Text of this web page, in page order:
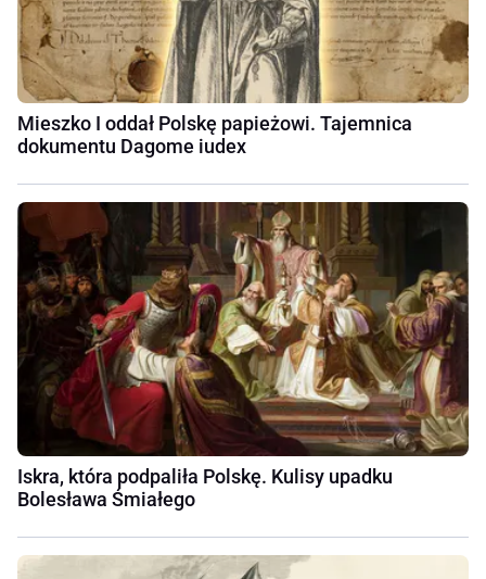
Mieszko I oddał Polskę papieżowi. Tajemnica
dokumentu Dagome iudex
Iskra, która podpaliła Polskę. Kulisy upadku
Bolesława Śmiałego